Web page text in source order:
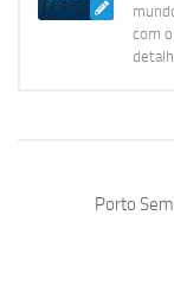
com
Porto